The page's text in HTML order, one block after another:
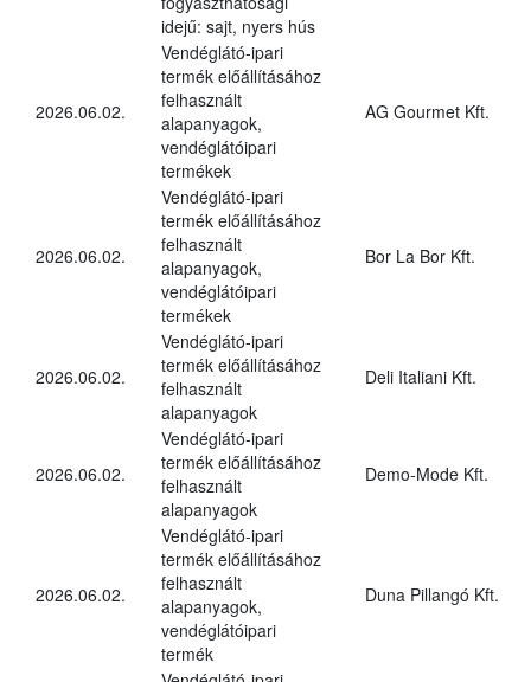
idejű: sajt, nyers hús
2026.06.02.
Vendéglátó-ipari
termék előállításához
felhasznált
alapanyagok,
vendéglátóipari
termékek
AG Gourmet Kft.
2026.06.02.
Vendéglátó-ipari
termék előállításához
felhasznált
alapanyagok,
vendéglátóipari
termékek
Bor La Bor Kft.
2026.06.02.
Vendéglátó-ipari
termék előállításához
felhasznált
alapanyagok
Deli Italiani Kft.
2026.06.02.
Vendéglátó-ipari
termék előállításához
felhasznált
alapanyagok
Demo-Mode Kft.
2026.06.02.
Vendéglátó-ipari
termék előállításához
felhasznált
alapanyagok,
vendéglátóipari
termék
Duna Pillangó Kft.